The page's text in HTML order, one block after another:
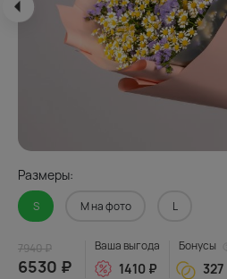
Размеры:
S M на фото L
7940 ₽
6530 ₽
Ваша выгода
1410 ₽
Бонусы
327